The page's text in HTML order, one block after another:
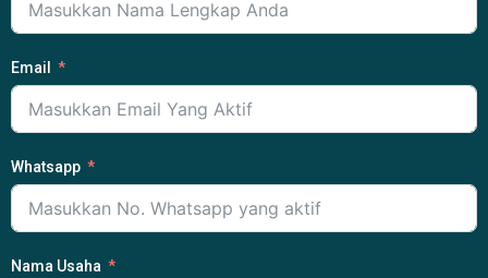
Email
Whatsapp
Nama Usaha